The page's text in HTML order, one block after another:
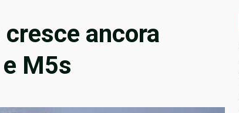
ancora
M5s